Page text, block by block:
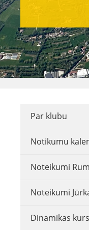
Par klubu
Notikumu
Noteikumi
Noteikumi
Dinamikas